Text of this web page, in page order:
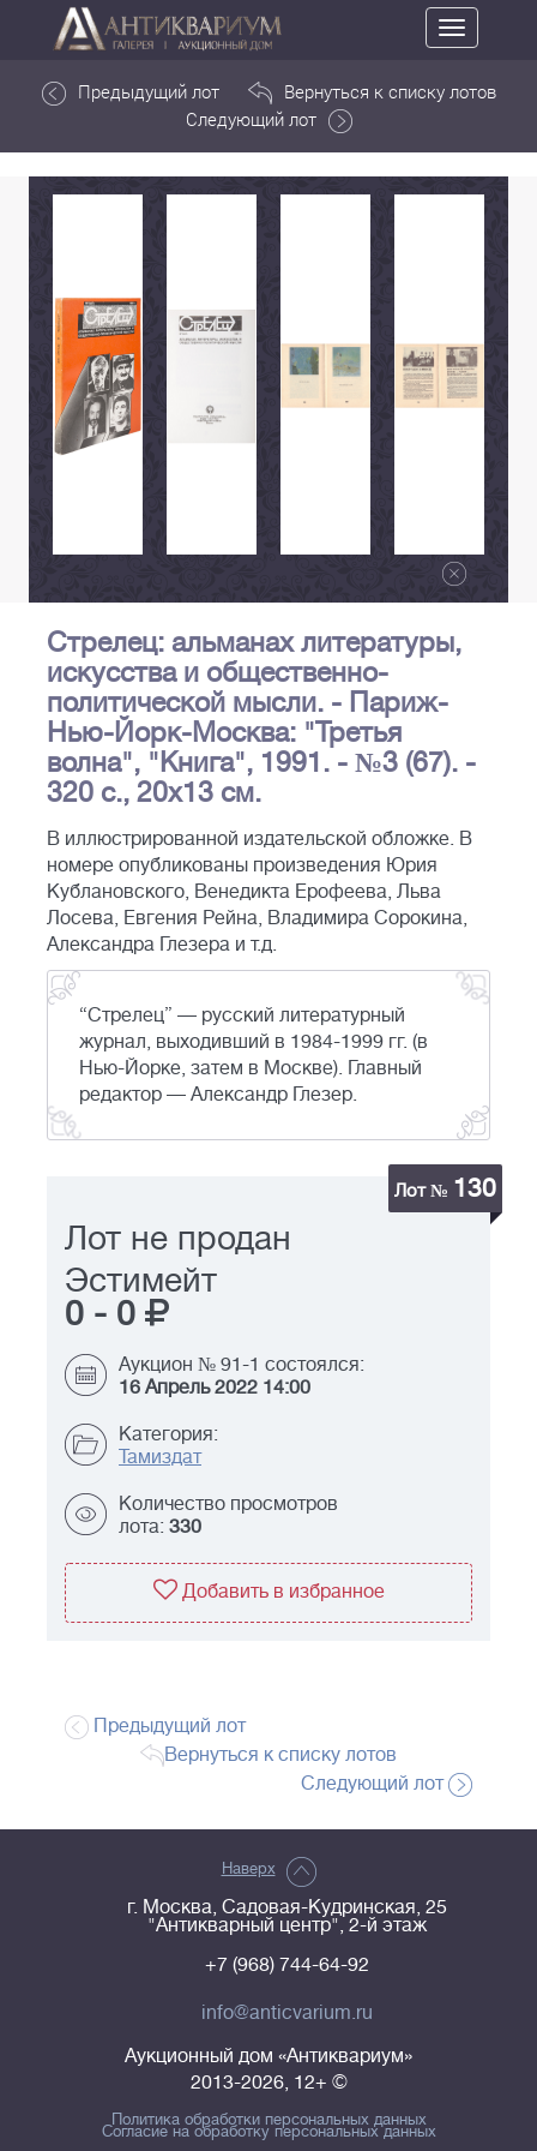
Toggle
navigation
Предыдущий лот
Вернуться к списку лотов
Следующий лот
Стрелец: альманах литературы,
искусства и общественно-
политической мысли. - Париж-
Нью-Йорк-Москва: "Третья
волна", "Книга", 1991. - №3 (67). -
320 с., 20x13 см.
В иллюстрированной издательской обложке. В
номере опубликованы произведения Юрия
Кублановского, Венедикта Ерофеева, Льва
Лосева, Евгения Рейна, Владимира Сорокина,
Александра Глезера и т.д.
“Стрелец” — русский литературный
журнал, выходивший в 1984-1999 гг. (в
Нью-Йорке, затем в Москве). Главный
редактор — Александр Глезер.
Лот № 130
Лот не продан
Эстимейт
0 - 0
Аукцион № 91-1 состоялся:
16 Апрель 2022 14:00
Категория:
Тамиздат
Количество просмотров
лота: 330
Добавить в избранное
Предыдущий лот
Вернуться к списку лотов
Следующий лот
Наверх
г. Москва, Садовая-Кудринская, 25
"Антикварный центр", 2-й этаж
+7 (968) 744-64-92
info@anticvarium.ru
Аукционный дом «Антиквариум»
2013-2026, 12+ ©
Политика обработки персональных данных
Согласие на обработку персональных данных